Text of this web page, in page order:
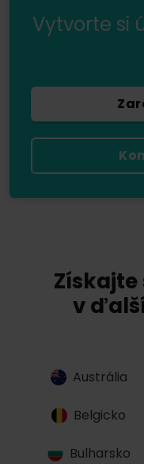
Vytvorte si
v
Austrália
Belgicko
Bulharsko